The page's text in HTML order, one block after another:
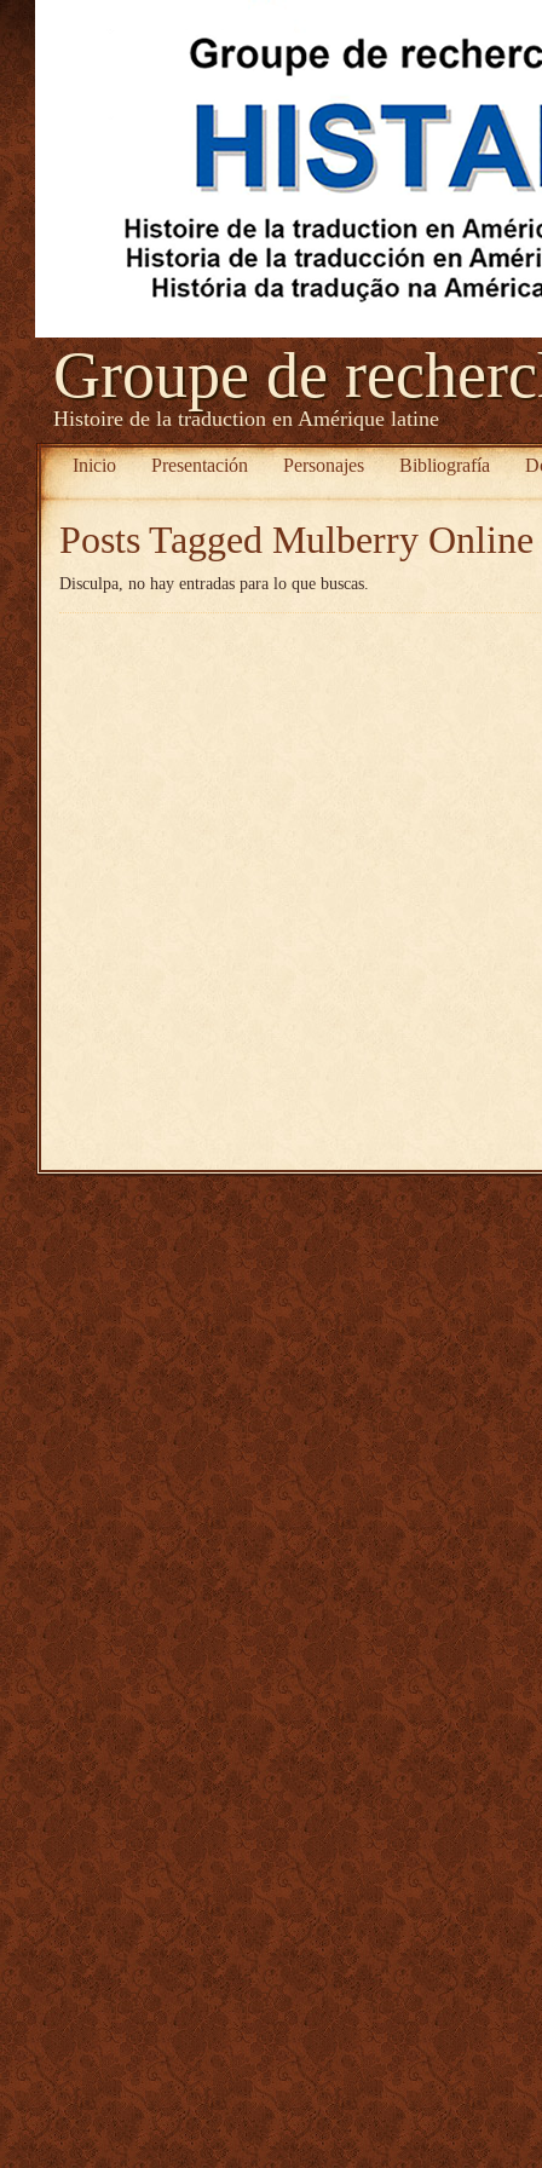
Groupe de
Histoire de la traduction en Amérique latine
Inicio Presentación Personajes Bibliografía
Posts Tagged Mulberry Online
Disculpa, no hay entradas para lo que buscas.